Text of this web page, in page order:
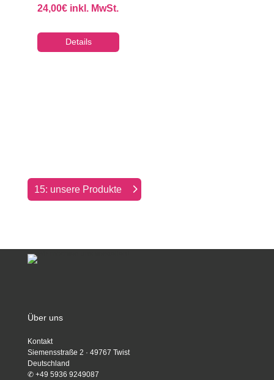
24,00€ inkl. MwSt.
Details
15: unsere Produkte
Über uns
Kontakt
Siemensstraße 2 · 49767 Twist
Deutschland
✆ +49 5936 9249087